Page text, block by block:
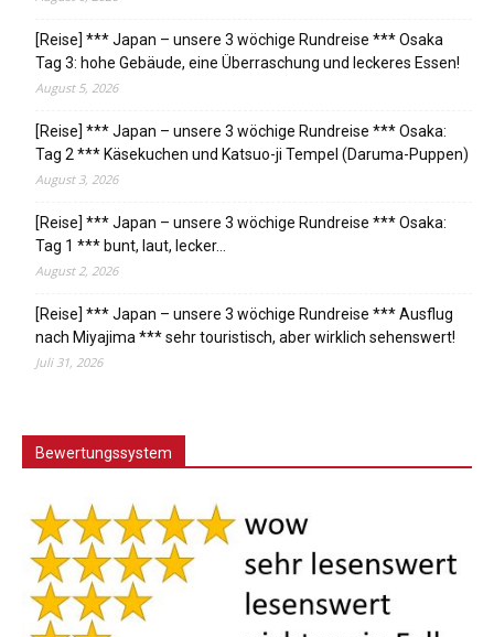
[Reise] *** Japan – unsere 3 wöchige Rundreise *** Osaka
Tag 3: hohe Gebäude, eine Überraschung und leckeres Essen!
August 5, 2026
[Reise] *** Japan – unsere 3 wöchige Rundreise *** Osaka:
Tag 2 *** Käsekuchen und Katsuo-ji Tempel (Daruma-Puppen)
August 3, 2026
[Reise] *** Japan – unsere 3 wöchige Rundreise *** Osaka:
Tag 1 *** bunt, laut, lecker…
August 2, 2026
[Reise] *** Japan – unsere 3 wöchige Rundreise *** Ausflug
nach Miyajima *** sehr touristisch, aber wirklich sehenswert!
Juli 31, 2026
Bewertungssystem